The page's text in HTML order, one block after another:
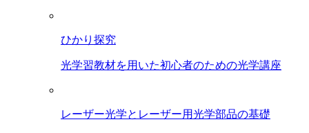
ひかり探究
光学習教材を用いた初心者のための光学講座
レーザー光学とレーザー用光学部品の基礎